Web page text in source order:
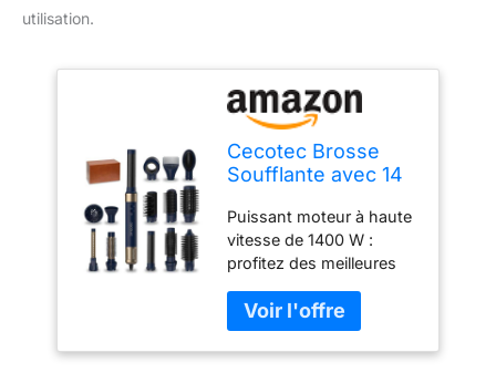
utilisation.
Cecotec Brosse
Soufflante avec 14
Coanda
CeramicCare 14in1
AirGlisse Bleu.
Brosse Chauffante
1400W, Moteur
Numérique,
Éliminateur de
Puissant moteur à haute
vitesse de 1400 W :
profitez des meilleures
styler grâce au moteur
numérique sans balai à
haute vitesse de 10 000